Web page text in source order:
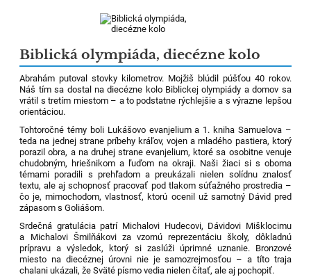
Biblická olympiáda, diecézne kolo
Abrahám putoval stovky kilometrov. Mojžiš blúdil púšťou 40 rokov.
Náš tím sa dostal na diecézne kolo Biblickej olympiády a domov sa
vrátil s tretím miestom – a to podstatne rýchlejšie a s výrazne lepšou
orientáciou.
Tohtoročné témy boli Lukášovo evanjelium a 1. kniha Samuelova –
teda na jednej strane príbehy kráľov, vojen a mladého pastiera, ktorý
porazil obra, a na druhej strane evanjelium, ktoré sa osobitne venuje
chudobným, hriešnikom a ľuďom na okraji. Naši žiaci si s oboma
témami poradili s prehľadom a preukázali nielen solídnu znalosť
textu, ale aj schopnosť pracovať pod tlakom súťažného prostredia –
čo je, mimochodom, vlastnosť, ktorú ocenil už samotný Dávid pred
zápasom s Goliášom.
Srdečná gratulácia patrí Michalovi Hudecovi, Dávidovi Mišklocimu
a Michalovi Šmilňákovi za vzornú reprezentáciu školy, dôkladnú
prípravu a výsledok, ktorý si zaslúži úprimné uznanie. Bronzové
miesto na diecéznej úrovni nie je samozrejmosťou – a títo traja
chalani ukázali, že Sväté písmo vedia nielen čítať, ale aj pochopiť.